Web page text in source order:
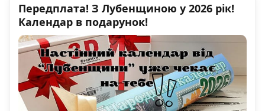
Передплата! З Лубенщиною у 2026 рік!
Календар в подарунок!